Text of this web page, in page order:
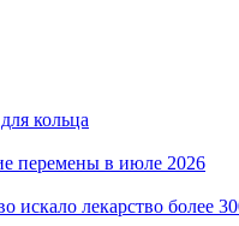
кольца
перемены в июле 2026
искало лекарство более